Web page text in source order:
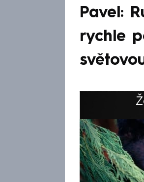
Pavel:
rychle
Výběr